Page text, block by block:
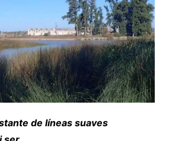
de líneas suaves